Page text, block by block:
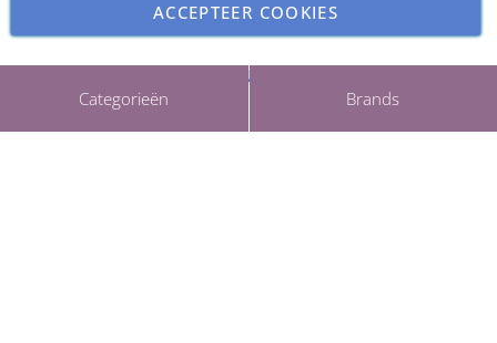
Categorieën Brands
Copyright © 2026 ParfumCenter.nl. All rights reserved.
ACCEPTEER COOKIES
INSTELLINGEN AANPASSEN